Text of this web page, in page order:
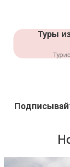
Туры